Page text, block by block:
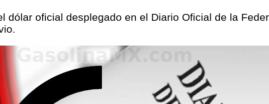
dólar oficial desplegado en el Diario Oficial de la